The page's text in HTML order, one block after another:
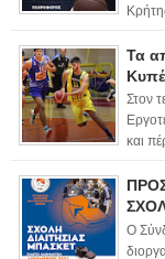
Τα
Στον
και
Ο